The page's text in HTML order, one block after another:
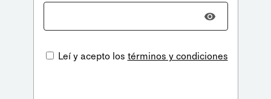
Leí y acepto los términos y condiciones